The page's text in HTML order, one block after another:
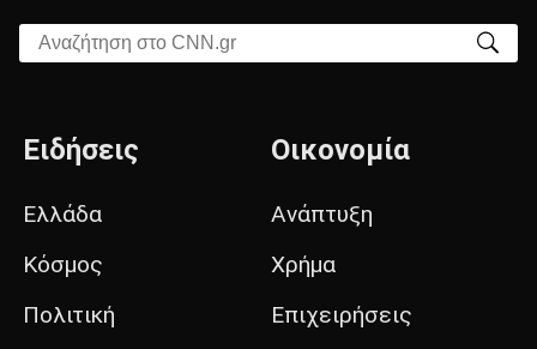
Αναζήτηση στο CNN.gr
Ειδήσεις
Ελλάδα
Κόσμος
Πολιτική
Οικονομία
Ανάπτυξη
Χρήμα
Επιχειρήσεις